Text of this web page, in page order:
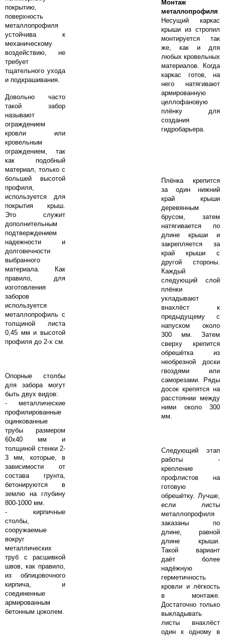
покрытию,
поверхность
металлопрофиля
устойчива к
механическому
воздействию, не
требует
тщательного ухода
и подкрашивания.
Довольно часто
такой забор
называют
ограждением
кровли или
кровельным
ограждением, так
как подобный
материал, только с
большей высотой
профиля,
используется для
покрытия крыш.
Это служит
дополнительным
подтверждением
надежности и
долговечности
выбранного
материала. Как
правило, для
изготовления
заборов
используется
металлопрофиль с
толщиной листа
0,45 мм и высотой
профиля до 2-х см.
Опорные столбы
для забора могут
быть двух видов:
- металлические
профилированные
оцинкованные
трубы размером
60х40 мм и
толщиной стенки 2-
3 мм, которые, в
зависимости от
состава грунта,
бетонируются в
землю на глубину
800-1000 мм.
- кирпичные
столбы,
сооружаемые
вокруг
металлических
труб с расшивкой
швов, как правило,
из облицовочного
кирпича, и
соединенные
армированным
бетонным цоколем.
Монтаж
металлопрофиля
Несущий каркас
крыши из стропил
монтируется так
же, как и для
любых кровельных
материалов. Когда
каркас готов, на
него натягивают
армированную
целлофановую
плёнку для
создания
гидробарьера.
Плёнка крепится
за один нижний
край крыши
деревянным
брусом, затем
натягивается по
длине крыши и
закрепляется за
край крыши с
другой стороны.
Каждый
следующий слой
плёнки
укладывают
внахлёст к
предыдущему с
напуском около
300 мм. Затем
сверху крепится
обрешётка из
необрезной доски
гвоздями или
саморезами. Ряды
досок крепятся на
расстоянии между
ними около 300
мм.
Следующий этап
работы -
крепление
профлистов на
готовую
обрешётку. Лучше,
если листы
металлопрофиля
заказаны по
длине, равной
длине крыши.
Такой вариант
даёт более
надёжную
герметичность
кровли и лёгкость
в монтаже.
Достаточно только
выкладывать
листы внахлёст
один к одному в